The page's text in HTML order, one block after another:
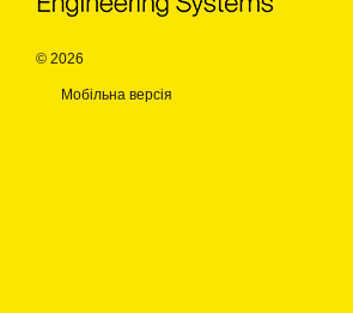
© 2026
Мобільна версія